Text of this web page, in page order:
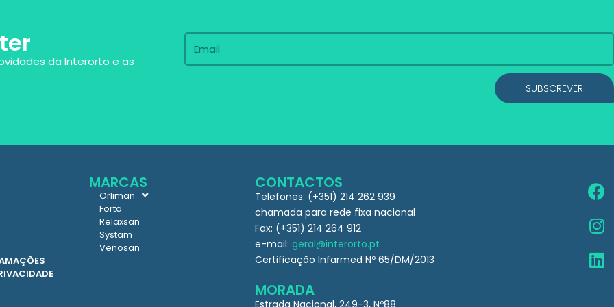
da Interorto e as
SUBSCREVER
MARCAS
Orliman
Forta
Relaxsan
Systam
Venosan
CONTACTOS
Telefones: (+351) 214 262 939
chamada para rede fixa nacional
Fax: (+351) 214 264 912
e-mail: geral@interorto.pt
Certificação Infarmed Nº 65/DM/2013
MORADA